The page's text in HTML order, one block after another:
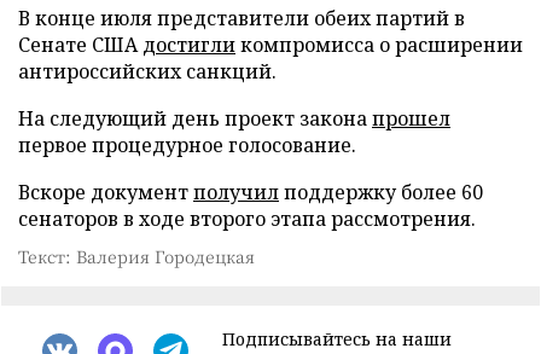
В конце июля представители обеих партий в
Сенате СШАдостигликомпромисса о расширении
антироссийских санкций.
На следующий день проект законапрошел
первое процедурное голосование.
Вскоре документполучилподдержку более 60
сенаторов в ходе второго этапа рассмотрения.
Текст: Валерия Городецкая
Подписывайтесь на наши